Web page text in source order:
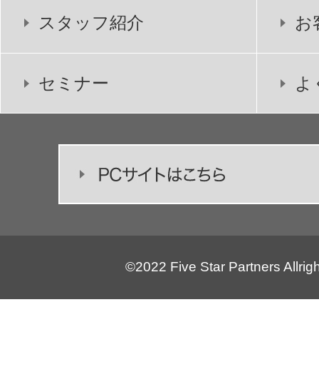
スタッフ紹介 お
セミナー よ
©2022 Five Star Partners